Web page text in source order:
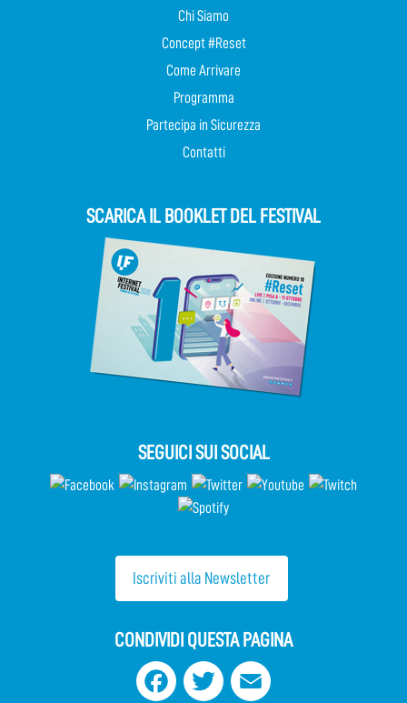
Chi Siamo
Concept #Reset
Come Arrivare
Programma
Partecipa in Sicurezza
Contatti
SCARICA IL BOOKLET DEL FESTIVAL
SEGUICI SUI SOCIAL
Iscriviti alla Newsletter
CONDIVIDI QUESTA PAGINA
Facebook Twitter